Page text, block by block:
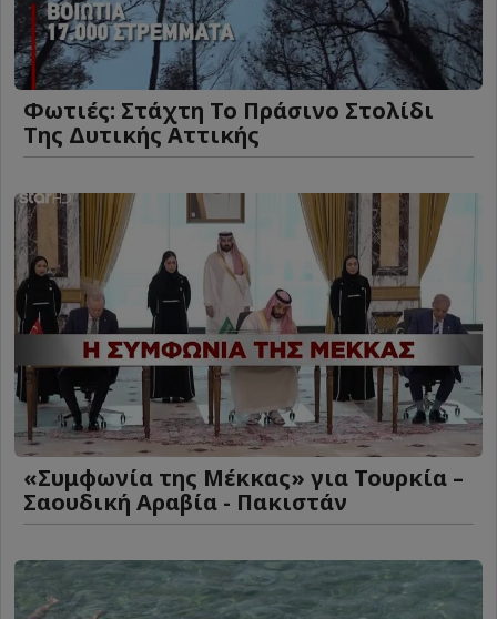
Φωτιές: Στάχτη Το Πράσινο Στολίδι
Της Δυτικής Αττικής
«Συμφωνία της Μέκκας» για Τουρκία –
Σαουδική Αραβία - Πακιστάν